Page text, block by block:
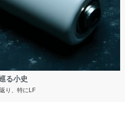
る小史
り、特にLF